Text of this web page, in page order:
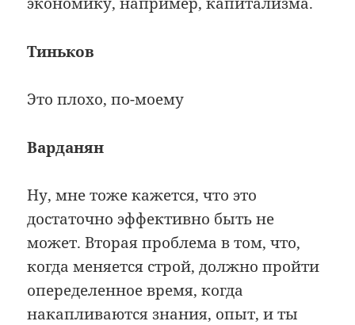
Тиньков
Это плохо, по-моему
Варданян
Ну, мне тоже кажется, что это
достаточно эффективно быть не
может. Вторая проблема в том, что,
когда меняется строй, должно пройти
опеределенное время, когда
накапливаются знания, опыт, и ты